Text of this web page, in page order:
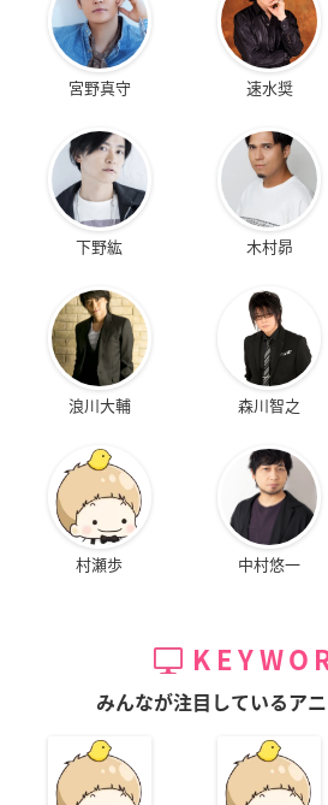
宮野真守 速水奨
下野紘 木村昴
浪川大輔 森川智之
村瀬歩 中村悠一
みんなが注目しているア